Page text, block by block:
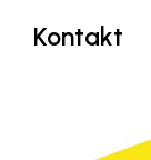
Kontakt